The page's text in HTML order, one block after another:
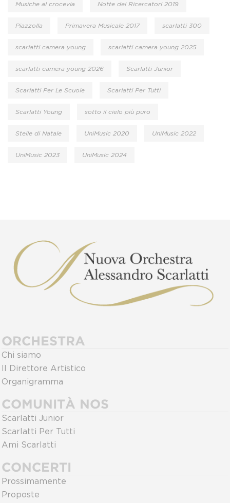
Musiche al crocevia Notte dei Ricercatori 2019
Piazzolla Primavera Musicale 2017 scarlatti 300
scarlatti camera young scarlatti camera young 2025
scarlatti camera young 2026 Scarlatti Junior
Scarlatti Per Le Scuole Scarlatti Per Tutti
Scarlatti Young sotto il cielo più puro
Stelle di Natale UniMusic 2020 UniMusic 2022
UniMusic 2023 UniMusic 2024
ORCHESTRA
Chi siamo
Il Direttore Artistico
Organigramma
COMUNITÀ NOS
Scarlatti Junior
Scarlatti Per Tutti
Ami Scarlatti
CONCERTI
Prossimamente
Proposte